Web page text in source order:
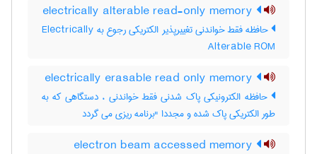
حافظه فقط خواندنی تغییرپذیر الکتریکی رجوع به Electrically
Alterable ROM
حافظه الکترونیکی پاک شدنی فقط خواندنی ، دستگاهی که به
طور الکتریکی پاک شده و مجددا "برنامه ریزی می گردد